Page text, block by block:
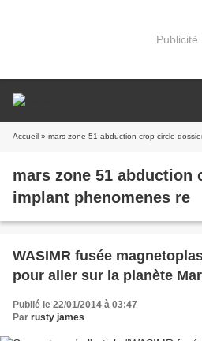
Publicité
Accueil » mars zone 51 abduction crop circle
mars zone 51
implant phenomenes re
WASIMR fusée magnetoplasma mettra 39 jours
pour aller sur la planète
Publié le 22/01/2014 à 03:47
Par rusty james